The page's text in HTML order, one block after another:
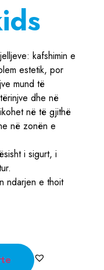
kafshimin e
estetik, por
mund të
dhe në
në të gjithë
në zonën e
i sigurt, i
ndarjen e thoit